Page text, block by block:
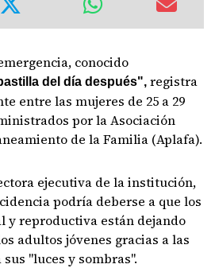
conocido
del día después", registra
entre las mujeres de 25 a 29
por la Asociación
de la Familia (Aplafa).
ejecutiva de la institución,
podría deberse a que los
y reproductiva están dejando
adultos jóvenes gracias a las
"luces y sombras".